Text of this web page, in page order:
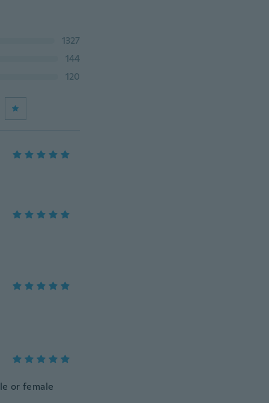
1327
144
120
or female